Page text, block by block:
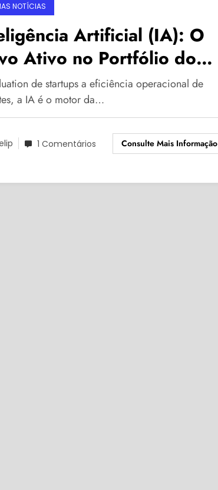
NOTÍCIAS
Artificial (IA): O
Ativo no Portfólio do
Redefinindo
Empresarial e
de Mercado
de startups a eficiência operacional de
a IA é o motor da…
1 Comentários Consulte Mais Informação